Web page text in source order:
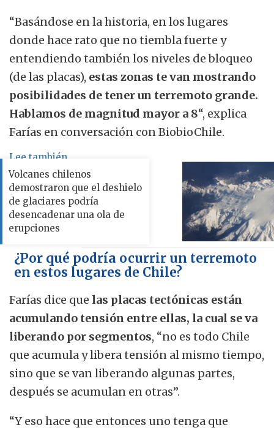
“Basándose en la historia, en los lugares
donde hace rato que no tiembla fuerte y
entendiendo también los niveles de bloqueo
(de las placas), estas zonas te van mostrando
posibilidades de tener un terremoto grande.
Hablamos de magnitud mayor a 8“, explica
Farías en conversación con BiobioChile.
Lee también...
Volcanes chilenos
demostraron que el deshielo
de glaciares podría
desencadenar una ola de
erupciones
¿Por qué podría ocurrir un terremoto
en estos lugares de Chile?
Farías dice que las placas tectónicas están
acumulando tensión entre ellas, la cual se va
liberando por segmentos, “no es todo Chile
que acumula y libera tensión al mismo tiempo,
sino que se van liberando algunas partes,
después se acumulan en otras”.
“Y eso hace que entonces uno tenga que